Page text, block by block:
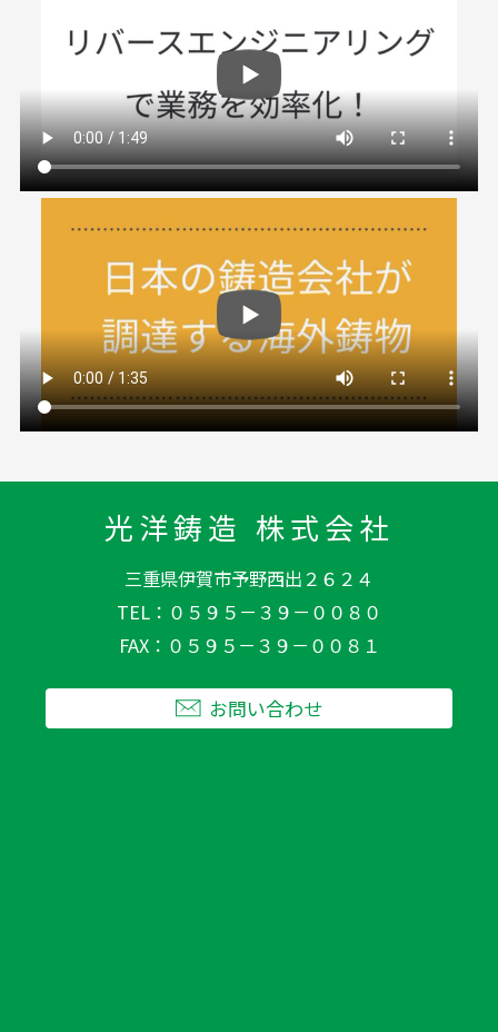
光洋鋳造 株式会社
三重県伊賀市予野西出２６２４
TEL
０５９５－３９－００８０
FAX
０５９５－３９－００８１
お問い合わせ